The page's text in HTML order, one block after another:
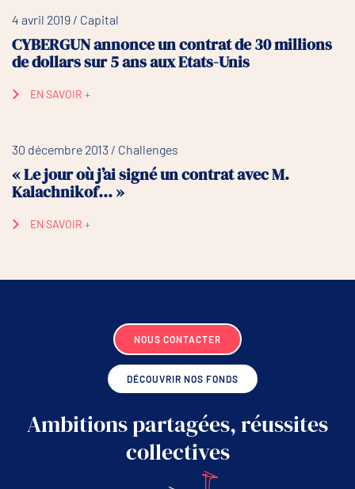
4 avril 2019 / Capital
CYBERGUN annonce un contrat de 30 millions
de dollars sur 5 ans aux Etats-Unis
EN SAVOIR +
30 décembre 2013 / Challenges
« Le jour où j’ai signé un contrat avec M.
Kalachnikof… »
EN SAVOIR +
NOUS CONTACTER
DÉCOUVRIR NOS FONDS
Ambitions partagées, réussites
collectives